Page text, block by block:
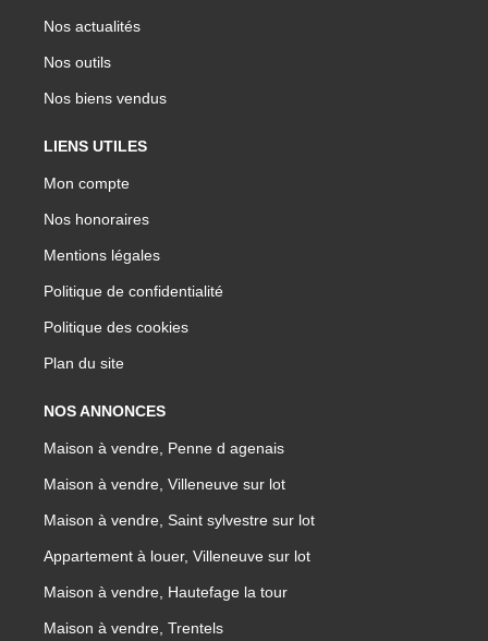
Nos actualités
Nos outils
Nos biens vendus
LIENS UTILES
Mon compte
Nos honoraires
Mentions légales
Politique de confidentialité
Politique des cookies
Plan du site
NOS ANNONCES
Maison à vendre, Penne d agenais
Maison à vendre, Villeneuve sur lot
Maison à vendre, Saint sylvestre sur lot
Appartement à louer, Villeneuve sur lot
Maison à vendre, Hautefage la tour
Maison à vendre, Trentels